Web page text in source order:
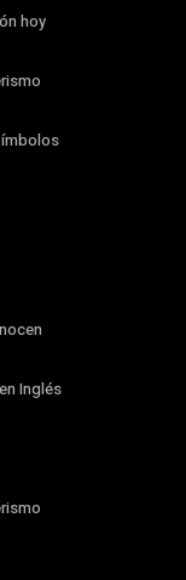
hoy
Inglés